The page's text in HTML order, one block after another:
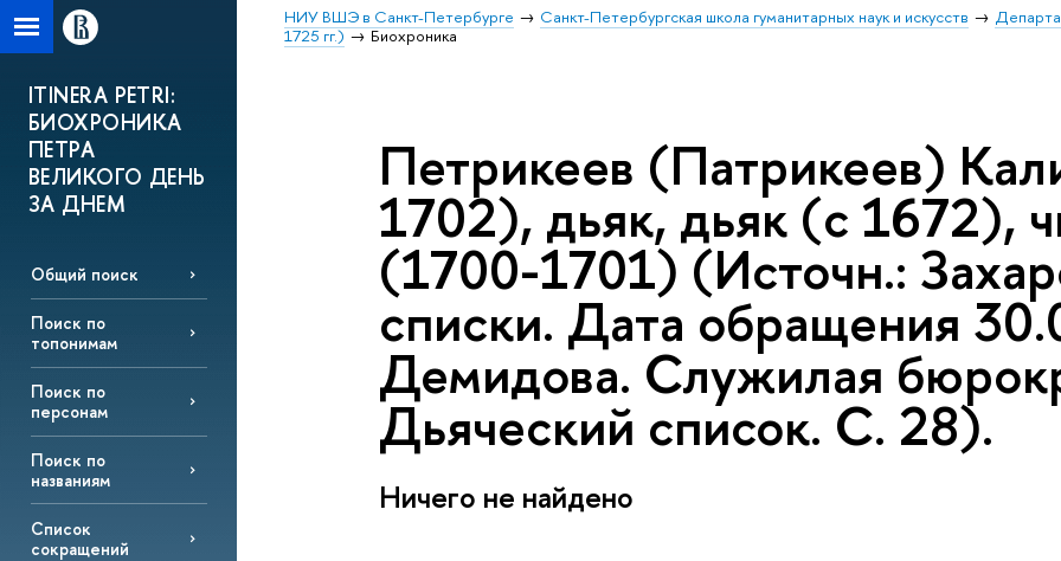
НИУ ВШЭ в Санкт-Петербурге Санкт-Петербургская школа гуманитарных наук и искусств
1725 гг.)
Биохроника
ITINERA PETRI:
БИОХРОНИКА
ПЕТРА
ВЕЛИКОГО ДЕНЬ
ЗА ДНЕМ
Общий поиск
Поиск по
топонимам
Поиск по
персонам
Поиск по
названиям
Список
сокращений
Петрикеев (Патрикеев)
1702), дьяк, дьяк (с 1672),
(1700-1701) (Источн.:
списки. Дата обращения
Демидова. Служилая
Дьяческий список. С. 28).
Ничего не найдено